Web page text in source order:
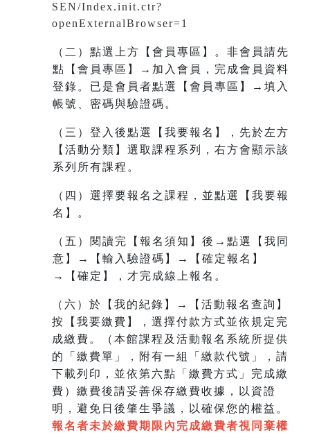
SEN/Index.init.ctr?
openExternalBrowser=1
（二）點選上方【會員專區】。非會員請先
點【會員專區】→加入會員，完成會員資料
登錄。已是會員者點選【會員專區】→填入
帳號、密碼與驗證碼。
（三）登入後點選【我要報名】，先於左方
【活動分類】選取課程系列，右方會顯示該
系列所有課程。
（四）選擇要報名之課程，並點選【我要報
名】。
（五）閱讀完【報名須知】後→點選【我同
意】→【輸入驗證碼】→【確定報名】
→【確定】，才完成線上報名。
（六）於【我的紀錄】→【活動報名查詢】
按【我要繳費】，選擇付款方式並依規定完
成繳費。（本館課程及活動報名系統所提供
的「繳費單」，附有一組
「繳款代號」，請
下載列印，並依第六點「繳費方式」完成繳
費）繳費後請妥善保存繳費收據，以資證
明，避免日後肇生爭議，以確保您的權益。
報名者未於繳費期限內完成繳費者視同棄權